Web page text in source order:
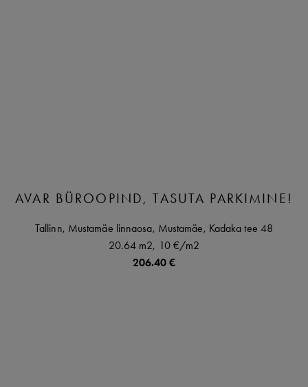
AVAR BÜROOPIND, TASUTA PARKIMINE!
Tallinn, Mustamäe linnaosa, Mustamäe, Kadaka tee 48
20.64 m2, 10 €/m2
206.40 €